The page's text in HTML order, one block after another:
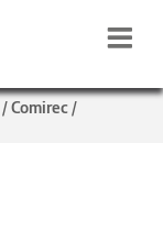
/Comirec /